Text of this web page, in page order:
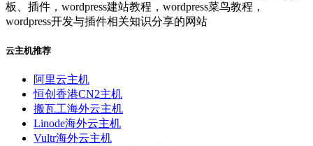
板、插件，wordpress建站教程，wordpress菜鸟教程，
wordpress开发与插件相关知识分享的网站
云主机推荐
阿里云主机
恒创香港CN2主机
搬瓦工海外云主机
Linode海外云主机
Vultr海外云主机